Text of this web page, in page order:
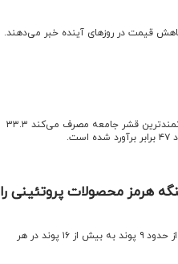
کاهش قیمت در روزهای آینده خبر می‌دهند.
اقتصادنیوز:براساس دهک‌بندی به روش کل هزینه‌ها گوشت قرمزی که ثروتمندترین قشر جامعه مصرف ‌می‌کند ۳۳.۳
محصولات پروتئینی را
اقتصادنیوز: قیمت گوشت چرخ‌کرده حلال گوساله یا گوسفندی در انگلیس از حدود ۹ پوند به بیش از ۱۶ پوند در هر